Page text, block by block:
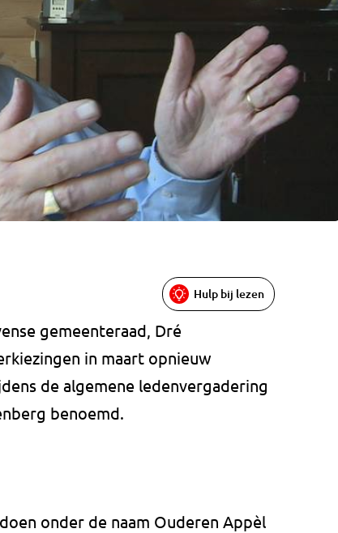
Hulp bij lezen
gemeenteraad, Dré
in maart opnieuw
de algemene ledenvergadering
benoemd.
onder de naam Ouderen Appèl